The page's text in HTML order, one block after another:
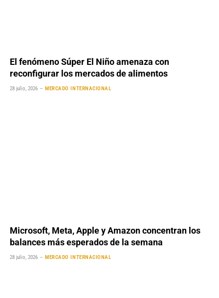
El fenómeno Súper El Niño amenaza con
reconfigurar los mercados de alimentos
28 julio, 2026 MERCADO INTERNACIONAL
Microsoft, Meta, Apple y Amazon concentran los
balances más esperados de la semana
28 julio, 2026 MERCADO INTERNACIONAL